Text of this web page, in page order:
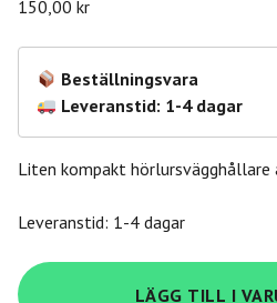
150,00 kr
Beställningsvara
Leveranstid: 1-4 dagar
Liten kompakt
Leveranstid: 1-4 dagar
Konig-
LÄGG TILL I